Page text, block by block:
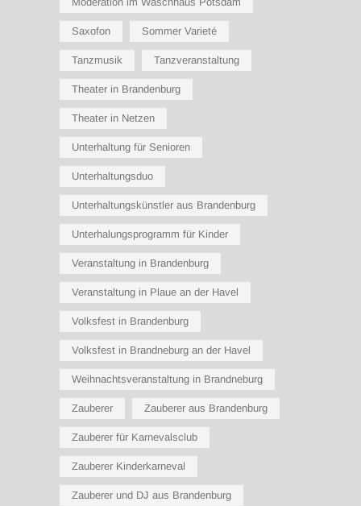
Saxofon Sommer Varieté
Tanzmusik Tanzveranstaltung
Theater in Brandenburg
Theater in Netzen
Unterhaltung für Senioren
Unterhaltungsduo
Unterhaltungskünstler aus Brandenburg
Unterhalungsprogramm für Kinder
Veranstaltung in Brandenburg
Veranstaltung in Plaue an der Havel
Volksfest in Brandenburg
Volksfest in Brandneburg an der Havel
Weihnachtsveranstaltung in Brandneburg
Zauberer Zauberer aus Brandenburg
Zauberer für Karnevalsclub
Zauberer Kinderkarneval
Zauberer und DJ aus Brandenburg